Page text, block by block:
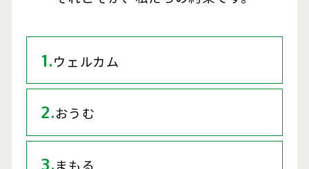
1.ウェルカム
2.おうむ
3. まもる